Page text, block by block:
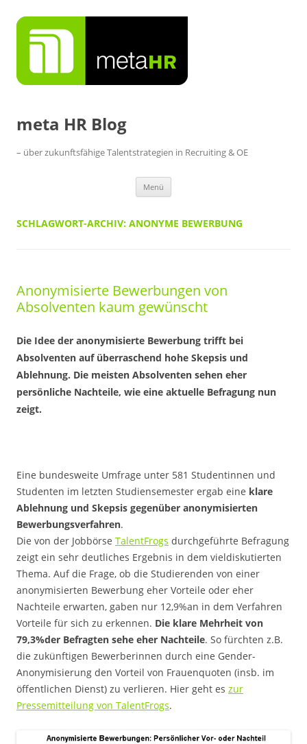
Inhalt
springen
meta HR Blog
– über zukunftsfähige Talentstrategien in Recruiting & OE
Menü
SCHLAGWORT-ARCHIV: ANONYME BEWERBUNG
Anonymisierte Bewerbungen von
Absolventen kaum gewünscht
Die Idee der anonymisierte Bewerbung trifft bei
Absolventen auf überraschend hohe Skepsis und
Ablehnung. Die meisten Absolventen sehen eher
persönliche Nachteile, wie eine aktuelle Befragung nun
zeigt.
Eine bundesweite Umfrage unter 581 Studentinnen und
Studenten im letzten Studiensemester ergab eine klare
Ablehnung und Skepsis gegenüber anonymisierten
Bewerbungsverfahren.
Die von der Jobbörse TalentFrogs durchgeführte Befragung
zeigt ein sehr deutliches Ergebnis in dem vieldiskutierten
Thema. Auf die Frage, ob die Studierenden von einer
anonymisierten Bewerbung eher Vorteile oder eher
Nachteile erwarten, gaben nur 12,9%an in dem Verfahren
Vorteile für sich zu erkennen. Die klare Mehrheit von
79,3%der Befragten sehe eher Nachteile. So fürchten z.B.
die zukünftigen Bewerberinnen durch eine Gender-
Anonymisierung den Vorteil von Frauenquoten (insb. im
öffentlichen Dienst) zu verlieren. Hier geht es zur
Pressemitteilung von TalentFrogs.